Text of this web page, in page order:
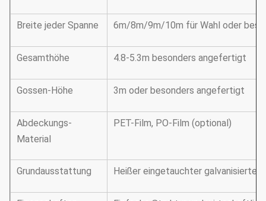
Breite jeder Spanne 6m/8m/9m/10m für Wahl oder
Gesamthöhe 4.8-5.3m besonders angefertigt
Gossen-Höhe 3m oder besonders angefertigt
Abdeckungs-
Material
PET-Film, PO-Film (optional)
Grundausstattung Heißer eingetauchter galvanisierter